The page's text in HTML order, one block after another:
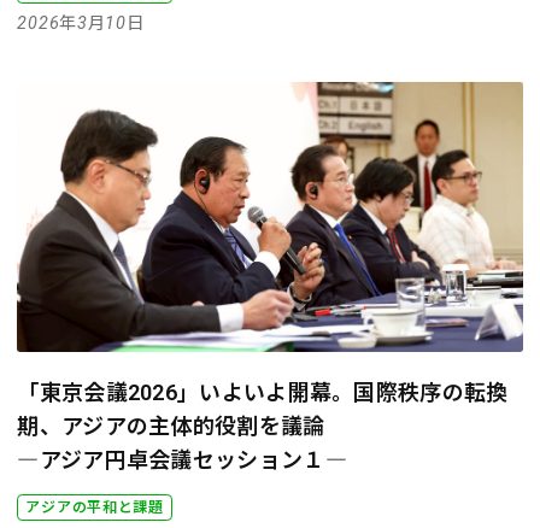
2026年3月10日
「東京会議2026」いよいよ開幕。国際秩序の転換
期、アジアの主体的役割を議論
―アジア円卓会議セッション１―
アジアの平和と課題